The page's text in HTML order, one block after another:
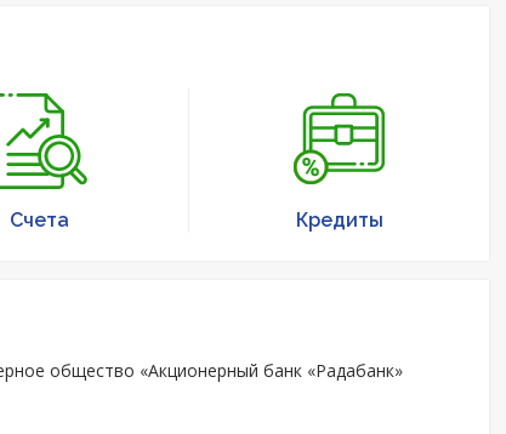
Счета Кредиты
общество «Акционерный банк «Радабанк»